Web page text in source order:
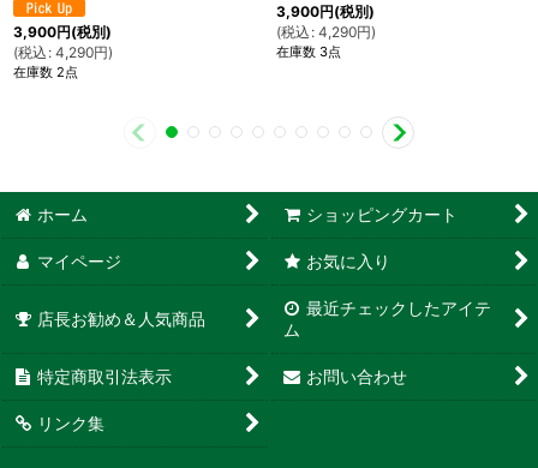
3,900円(税別)
(税込 : 4,290円)
在庫数 2点
3,900円(税別)
(税込 : 4,290円)
在庫数 3点
ホーム ショッピングカート
マイページ お気に入り
店長お勧め＆人気商品
最近チェックしたアイテ
ム
特定商取引法表示 お問い合わせ
リンク集